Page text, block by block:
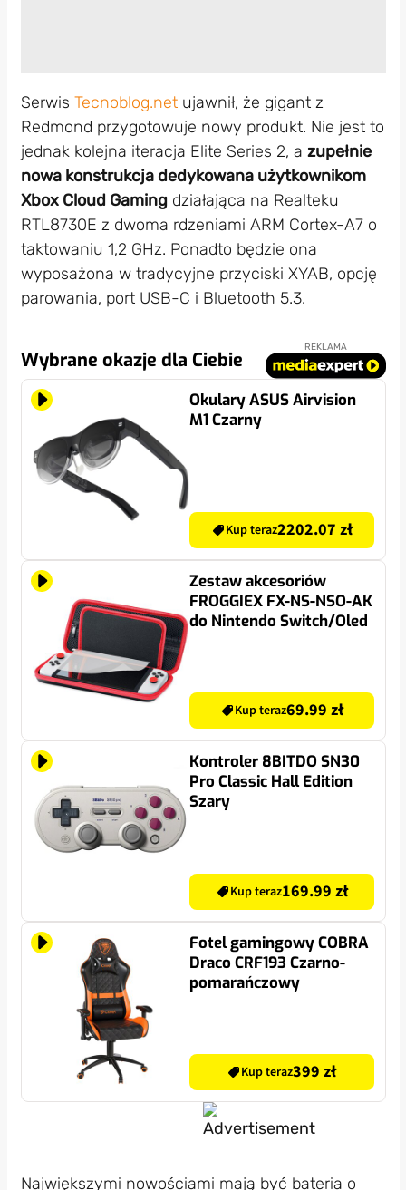
Serwis Tecnoblog.netujawnił, że gigant z
Redmond przygotowuje nowy produkt. Nie jest to
jednak kolejna iteracja Elite Series 2, a zupełnie
nowa konstrukcja dedykowana użytkownikom
Xbox Cloud Gamingdziałająca na Realteku
RTL8730E z dwoma rdzeniami ARM Cortex-A7 o
taktowaniu 1,2 GHz. Ponadto będzie ona
wyposażona w tradycyjne przyciski XYAB, opcję
parowania, port USB-C i Bluetooth 5.3.
Wybrane okazje dla Ciebie
REKLAMA
Okulary ASUS Airvision
M1 Czarny
Kup teraz2202.07 zł
Zestaw akcesoriów
FROGGIEX FX-NS-NSO-AK
do Nintendo Switch/Oled
Kup teraz69.99 zł
Kontroler 8BITDO SN30
Pro Classic Hall Edition
Szary
Kup teraz169.99 zł
Fotel gamingowy COBRA
Draco CRF193 Czarno-
pomarańczowy
Kup teraz399 zł
Największymi nowościami mają być bateria o